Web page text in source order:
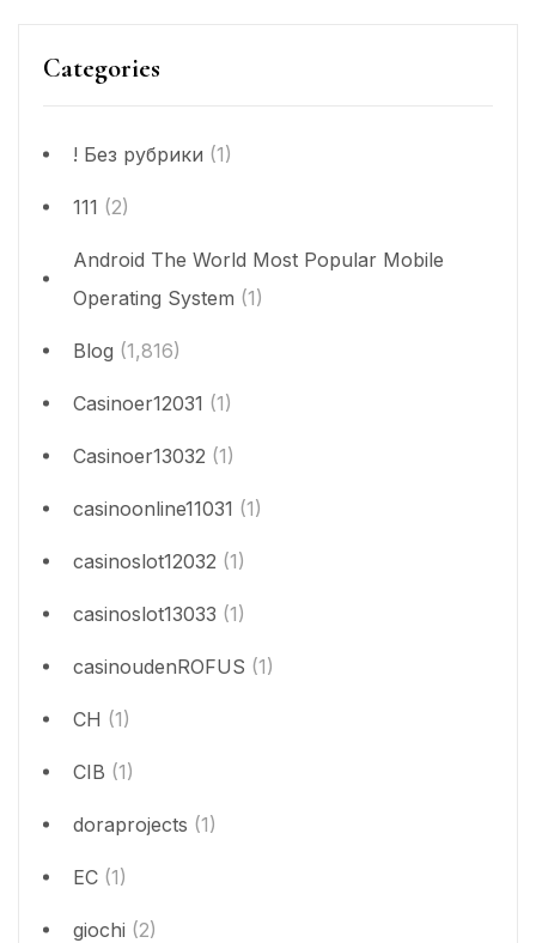
Categories
! Без рубрики (1)
111 (2)
Android The World Most Popular Mobile
Operating System (1)
Blog (1,816)
Casinoer12031 (1)
Casinoer13032 (1)
casinoonline11031 (1)
casinoslot12032 (1)
casinoslot13033 (1)
casinoudenROFUS (1)
CH (1)
CIB (1)
doraprojects (1)
EC (1)
giochi (2)